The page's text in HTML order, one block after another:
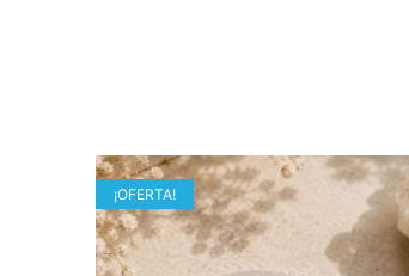
¡OFERTA!